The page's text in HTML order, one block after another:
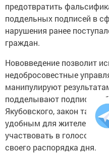
предотвратить
поддельных подписей в
нарушения ранее
граждан.
Нововведение позволит
недобросовестные
манипулируют
подделывают подписи
Якубовского, закон также
удобным для жителей,
участвовать в
своего распорядка дня.